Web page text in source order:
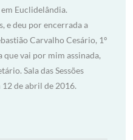
Euclidelândia.
e deu por encerrada a
Carvalho Cesário, 1º
vai por mim assinada,
Sala das Sessões
de abril de 2016.